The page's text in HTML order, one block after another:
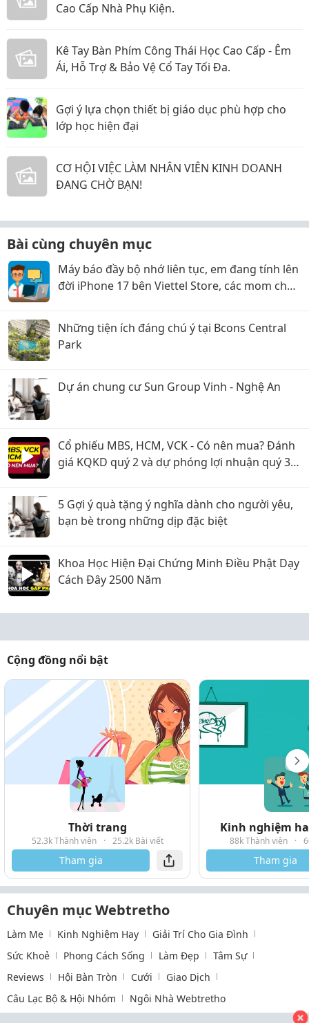
Cao Cấp Nhà Phụ Kiện.
Kê Tay Bàn Phím Công Thái Học Cao Cấp - Êm
Ái, Hỗ Trợ & Bảo Vệ Cổ Tay Tối Đa.
Gợi ý lựa chọn thiết bị giáo dục phù hợp cho
lớp học hiện đại
CƠ HỘI VIỆC LÀM NHÂN VIÊN KINH DOANH
ĐANG CHỜ BẠN!
Bài cùng chuyên mục
Máy báo đầy bộ nhớ liên tục, em đang tính lên
đời iPhone 17 bên Viettel Store, các mom cho
Những tiện ích đáng chú ý tại Bcons Central
Park
Dự án chung cư Sun Group Vinh - Nghệ An
Cổ phiếu MBS, HCM, VCK - Có nên mua? Đánh
giá KQKD quý 2 và dự phóng lợi nhuận quý 3
5 Gợi ý quà tặng ý nghĩa dành cho người yêu,
bạn bè trong những dịp đặc biệt
Khoa Học Hiện Đại Chứng Minh Điều Phật Dạy
Cách Đây 2500 Năm
Cộng đồng nổi bật
Thời trang
52.3k Thành viên · 25.2k Bài viết
Tham gia
Kinh nghiệm
88k Thành viên ·
Tham gia
Chuyên mục Webtretho
Làm Mẹ Kinh Nghiệm Hay
Giải Trí Cho Gia Đình
Sức Khoẻ
Phong Cách Sống Làm Đẹp
Tâm Sự
Reviews
Hội Bàn Tròn Cưới
Giao Dịch
Câu Lạc Bộ & Hội Nhóm
Ngôi Nhà Webtretho